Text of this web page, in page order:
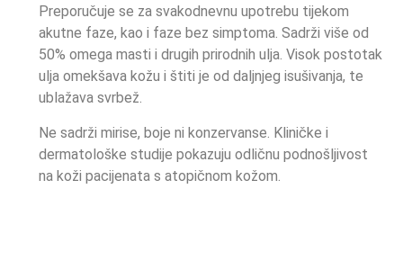
Preporučuje se za svakodnevnu upotrebu tijekom
akutne faze, kao i faze bez simptoma. Sadrži više od
50% omega masti i drugih prirodnih ulja. Visok postotak
ulja omekšava kožu i štiti je od daljnjeg isušivanja, te
ublažava svrbež.
Ne sadrži mirise, boje ni konzervanse. Kliničke i
dermatološke studije pokazuju odličnu podnošljivost
na koži pacijenata s atopičnom kožom.